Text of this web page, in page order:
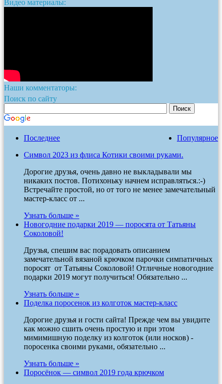
Видео материалы:
Наши комментаторы:
Поиск по сайту
Популярное
Последнее
Символ 2023 из флиса Котики своими руками.
Дорогие друзья, очень давно не выкладывали мы
никаких постов. Потихоньку начнем исправляться.:-)
Встречайте простой, но от того не менее замечательный
мастер-класс от ...
Узнать больше »
Новогодние подарки 2019 — поросята от Татьяны
Соколовой!
Друзья, спешим вас порадовать описанием
замечательной вязаной крючком парочки симпатичных
поросят от Татьяны Соколовой! Отличные новогодние
подарки 2019 могут получиться! Обязательно ...
Узнать больше »
Поделка поросенок из колготок мастер-класс
Дорогие друзья и гости сайта! Прежде чем вы увидите
как можно сшить очень простую и при этом
мимимишную поделку из колготок (или носков) -
поросенка своими руками, обязательно ...
Узнать больше »
Поросёнок — символ 2019 года крючком